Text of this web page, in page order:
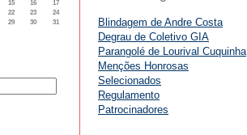
15 16
17
22 23
24
29 30 31
Blindagem de Andre Costa
Degrau de Coletivo GIA
Parangolé de Lourival Cuquinha
Menções Honrosas
Selecionados
Regulamento
Patrocinadores